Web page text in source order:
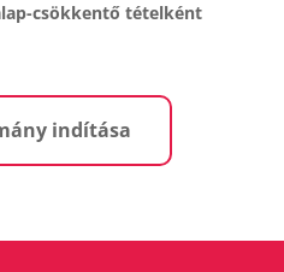
csökkentő tételként
indítása